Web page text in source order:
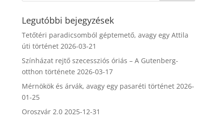
Legutóbbi bejegyzések
Tetőtéri paradicsomból géptemető, avagy egy Attila
úti történet 2026-03-21
Színházat rejtő szecessziós óriás – A Gutenberg-
otthon története 2026-03-17
Mérnökök és árvák, avagy egy pasaréti történet 2026-
01-25
Oroszvár 2.0 2025-12-31